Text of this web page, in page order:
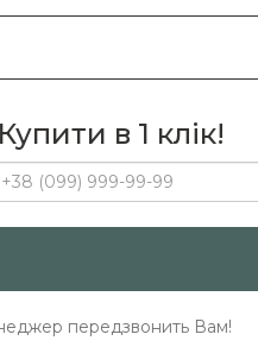
Купити в 1 клік!
передзвонить Вам!